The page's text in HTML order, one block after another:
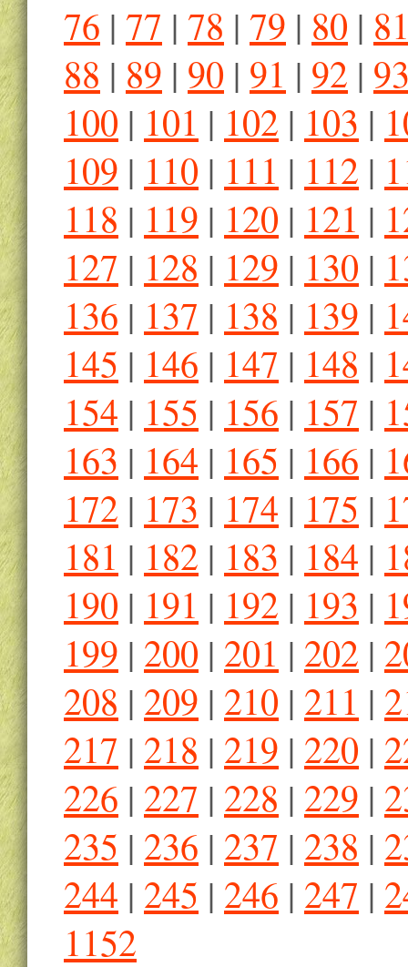
76 | 77 | 78 | 79 | 80 |
88 | 89 | 90 | 91 | 92 |
100 | 101 | 102 | 103 |
109 | 110 | 111 | 112 |
118 | 119 | 120 | 121 |
127 | 128 | 129 | 130 |
136 | 137 | 138 | 139 |
145 | 146 | 147 | 148 |
154 | 155 | 156 | 157 |
163 | 164 | 165 | 166 |
172 | 173 | 174 | 175 |
181 | 182 | 183 | 184 |
190 | 191 | 192 | 193 |
199 | 200 | 201 | 202 |
208 | 209 | 210 | 211 |
217 | 218 | 219 | 220 |
226 | 227 | 228 | 229 |
235 | 236 | 237 | 238 |
244 | 245 | 246 | 247 |
1152